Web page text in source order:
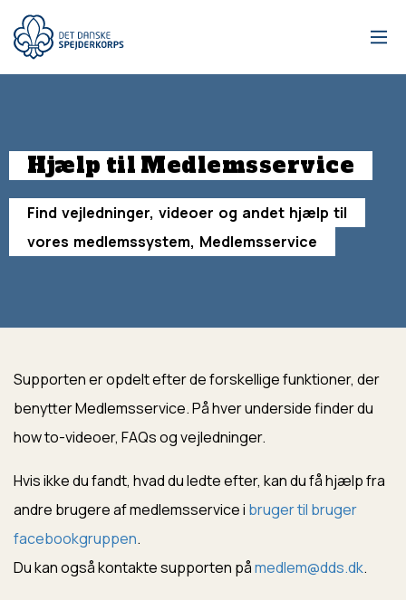
hovedindhold
Hjælp til Medlemsservice
Find vejledninger, videoer og andet hjælp til
vores medlemssystem, Medlemsservice
Supporten er opdelt efter de forskellige funktioner, der
benytter Medlemsservice. På hver underside finder du
how to-videoer, FAQs og vejledninger.
Hvis ikke du fandt, hvad du ledte efter, kan du få hjælp fra
andre brugere af medlemsservice i bruger til bruger
facebookgruppen.
Du kan også kontakte supporten påmedlem@dds.dk.